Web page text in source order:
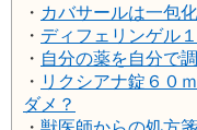
・ カバサールは一包
・ ディフェリンゲル
・ 自分の薬を自分で
・ リクシアナ錠６０
ダメ？